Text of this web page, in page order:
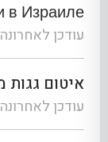
в Израиле
עודכן לאחרונה: 23/03/2026,
איטום גגות
עודכן לאחרונה: 16/03/2026,